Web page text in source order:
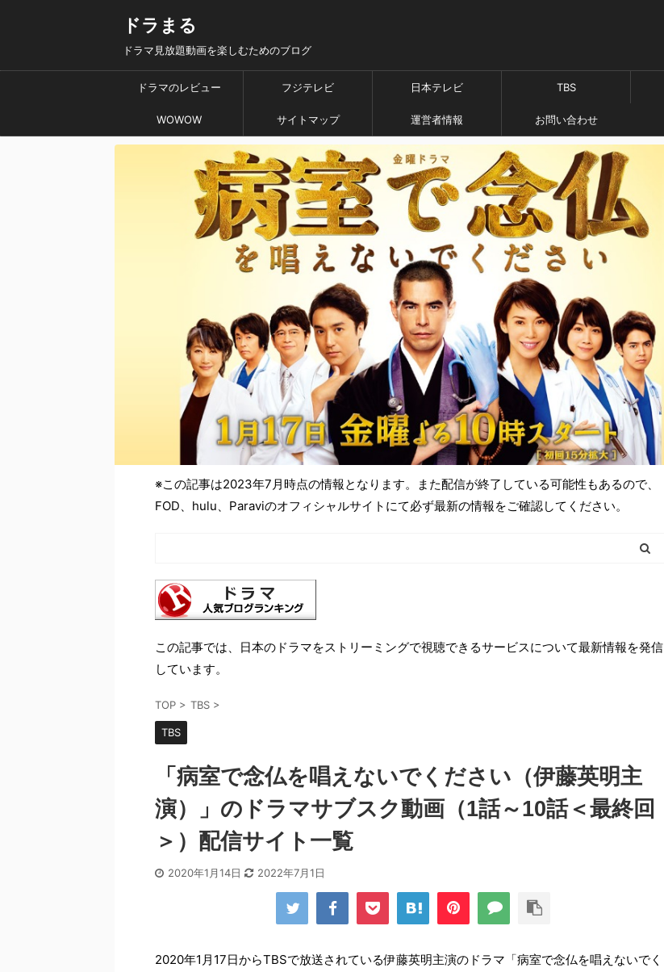
ドラまる
ドラマ見放題動画を楽しむためのブログ
ドラマのレビュー フジテレビ 日本テレビ TBS
WOWOW サイトマップ 運営者情報 お問い合わせ
※この記事は2023年7月時点の情報となります。また配信が終了している可能性もあるので、
FOD、hulu、Paraviのオフィシャルサイトにて必ず最新の情報をご確認してください。
この記事では、日本のドラマをストリーミングで視聴できるサービスについて最新情報を発信
しています。
TOP > TBS >
TBS
「病室で念仏を唱えないでください（伊藤英明主
演）」のドラマサブスク動画（1話～10話＜最終回
＞）配信サイト一覧
2020年1月14日 2022年7月1日
2020年1月17日からTBSで放送されている伊藤英明主演のドラマ「病室で念仏を唱えないでく